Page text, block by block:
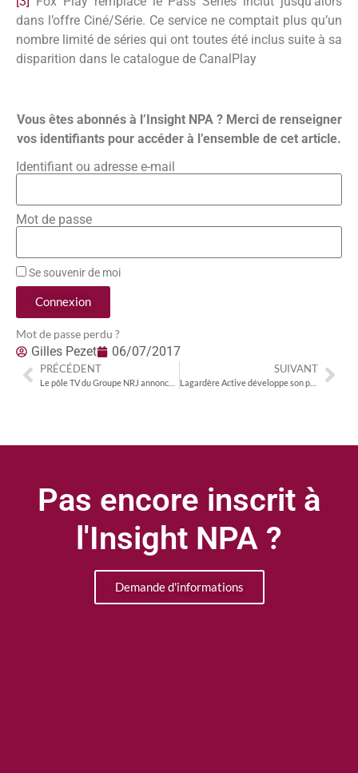
dans l’offre Ciné/Série. Ce service ne comptait plus qu’un
nombre limité de séries qui ont toutes été inclus suite à sa
disparition dans le catalogue de CanalPlay
Vous êtes abonnés à l’Insight NPA ? Merci de renseigner
vos identifiants pour accéder à l’ensemble de cet article.
Identifiant ou adresse e-mail
Mot de passe
Se souvenir de moi
Connexion
Mot de passe perdu ?
Gilles Pezet 06/07/2017
PRÉCÉDENT SUIVANT
Lagardère Active développe son pôle audiovisuel à l’international
Pas encore inscrit à
l'Insight NPA ?
Demande d'informations